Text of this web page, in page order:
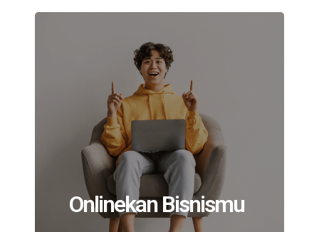
Onlinekan Bisnismu